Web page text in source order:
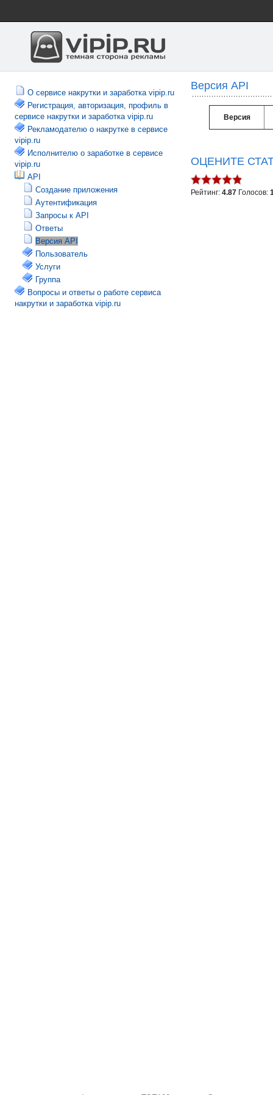
О сервисе накрутки и заработка vipip.ru
Регистрация, авторизация, профиль в
сервисе накрутки и заработка vipip.ru
Рекламодателю о накрутке в сервисе
vipip.ru
Исполнителю о заработке в сервисе
vipip.ru
API
Создание приложения
Аутентификация
Запросы к API
Ответы
Версия API
Пользователь
Услуги
Группа
Вопросы и ответы о работе сервиса
накрутки и заработка vipip.ru
Версия API
Версия
ОЦЕНИТЕ
Рейтинг: 4.87 Голосов: